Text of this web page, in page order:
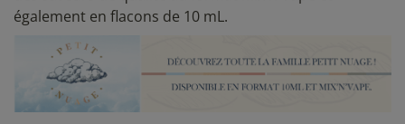
également en flacons de 10 mL.